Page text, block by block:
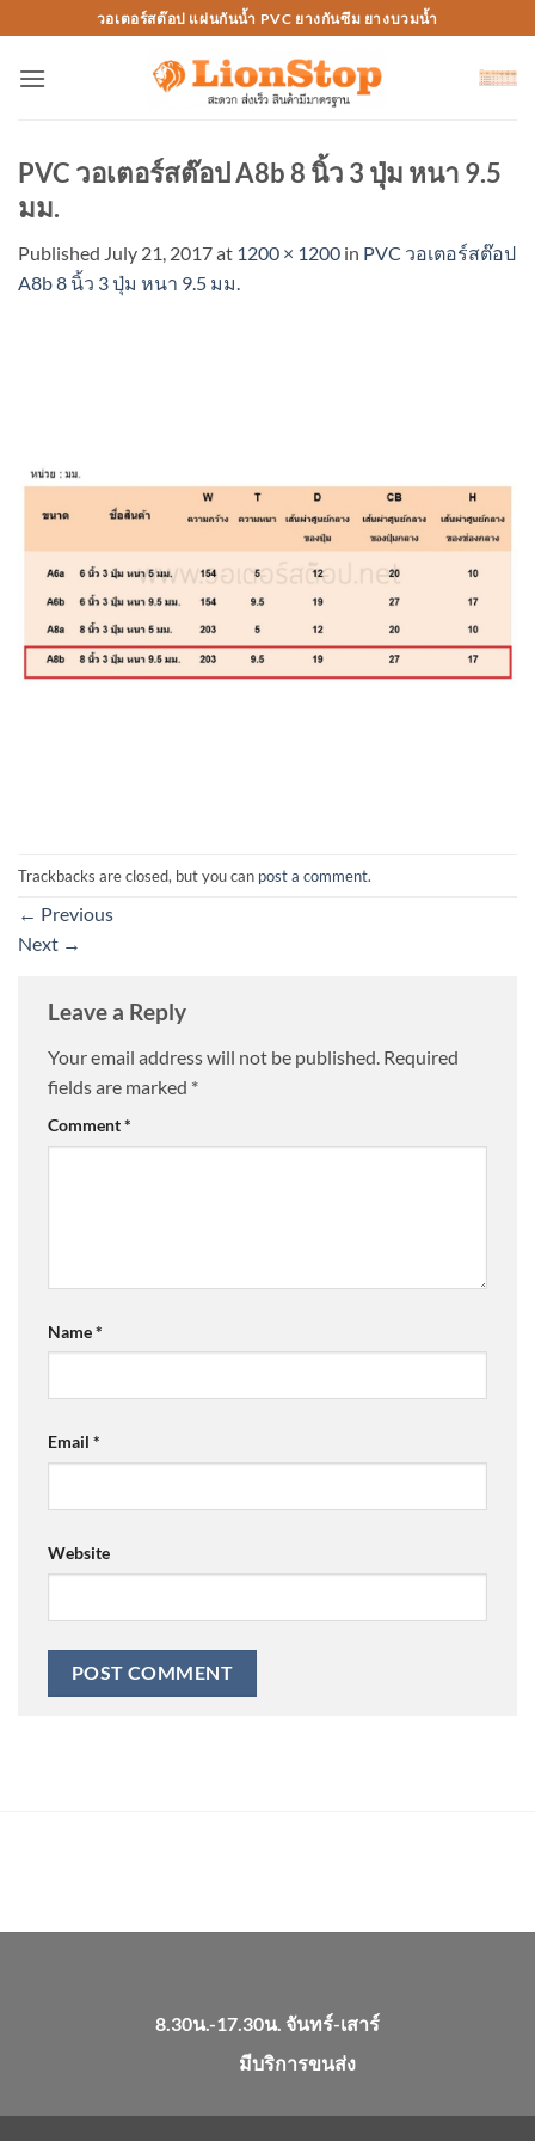
to
content
วอเตอร์สต๊อป แผ่นกันน้ำ PVC ยางกันซึม ยางบวมน้ำ
PVC วอเตอร์สต๊อป A8b 8 นิ้ว 3 ปุ่ม หนา 9.5
มม.
Published July 21, 2017at 1200 × 1200 in PVC วอเตอร์สต๊อป
A8b 8 นิ้ว 3 ปุ่ม หนา 9.5 มม.
Trackbacks are closed, but you can post a comment.
← Previous
Next →
Leave a Reply
Your email address will not be published. Required
fields are marked *
Comment*
Name*
Email *
Website
8.30น.-17.30น. จันทร์-เสาร์
มีบริการขนส่ง